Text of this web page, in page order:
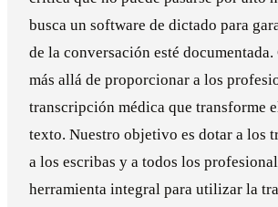
busca un software de dictado para
de la conversación esté
más allá de proporcionar a los
transcripción médica que transforme
texto. Nuestro objetivo es dotar a los
a los escribas y a todos los
herramienta integral para utilizar la